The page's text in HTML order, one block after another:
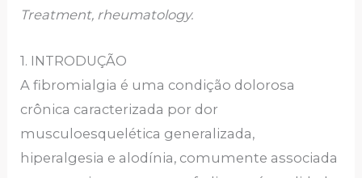
Treatment, rheumatology.
1. INTRODUÇÃO
A fibromialgia é uma condição dolorosa
crônica caracterizada por dor
musculoesquelética generalizada,
hiperalgesia e alodínia, comumente associada